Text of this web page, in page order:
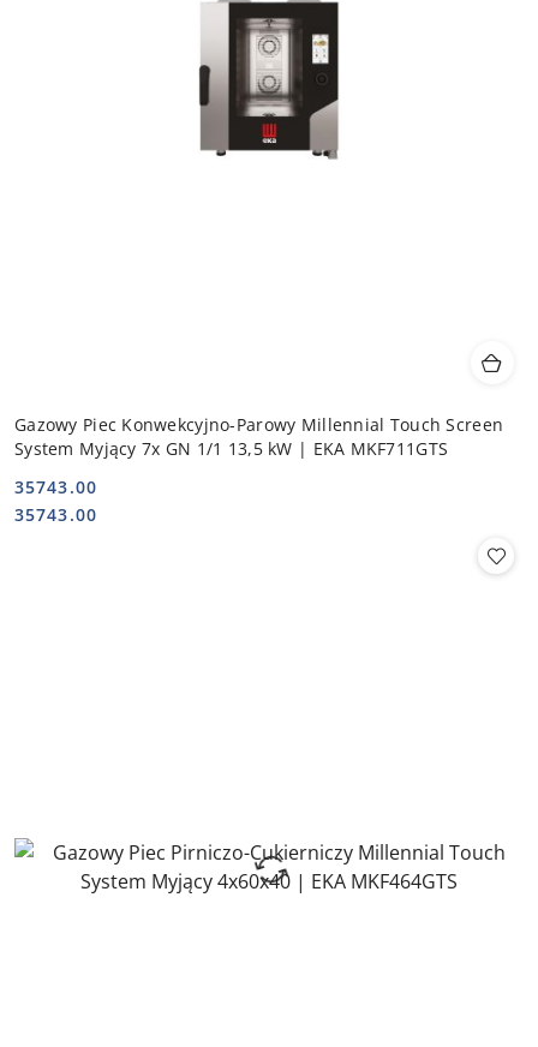
Gazowy Piec Konwekcyjno-Parowy Millennial Touch Screen
System Myjący 7x GN 1/1 13,5 kW | EKA MKF711GTS
Cena:
35743.00
Cena:
35743.00